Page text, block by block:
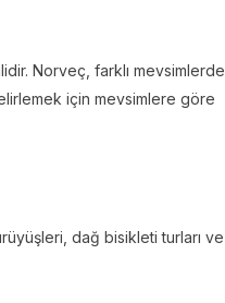
Norveç, farklı mevsimlerde
için mevsimlere göre
dağ bisikleti turları ve